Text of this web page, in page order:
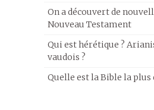
On a découvert de
Nouveau Testament
Qui est hérétique ?
vaudois ?
Quelle est la Bible la plus